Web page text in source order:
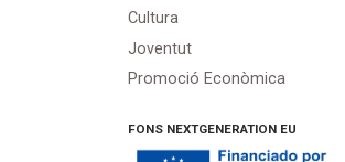
Cultura
Joventut
Promoció Econòmica
FONS NEXTGENERATION EU